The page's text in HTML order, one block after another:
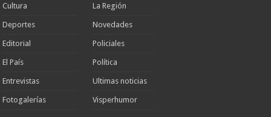
Cultura
Deportes
Editorial
El País
Entrevistas
Fotogalerías
La Región
Novedades
Policiales
Política
Ultimas noticias
Visperhumor